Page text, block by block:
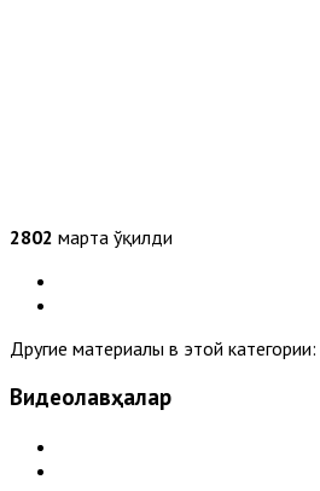
2802 марта ўқилди
Другие материалы в этой категории:
Видеолавҳалар